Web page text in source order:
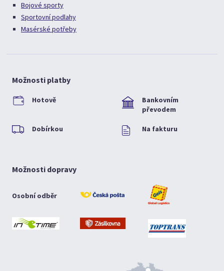
Bojové sporty
Sportovní podlahy
Masérské potřeby
Možnosti platby
Hotově
Bankovním
převodem
Dobírkou Na fakturu
Možnosti dopravy
Osobní odběr